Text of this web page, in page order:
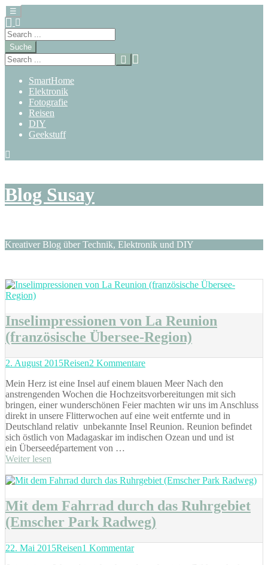
☰
Suche
SmartHome
Elektronik
Fotografie
Reisen
DIY
Geekstuff
springen
Blog Susay
Kreativer Blog über Technik, Elektronik und DIY
Inselimpressionen von La Reunion
(französische Übersee-Region)
Posted
2. August 2015Categories
Reisen2 Kommentarezu
von
La
Reunion
(französische
Übersee-
Region)
Mein Herz ist eine Insel auf einem blauen Meer Nach den
anstrengenden Wochen die Hochzeitsvorbereitungen mit sich
bringen, einer wunderschönen Feier machten wir uns im Anschluss
direkt in unsere Flitterwochen auf eine weit entfernte und in
Deutschland relativ unbekannte Insel Reunion. Reunion befindet
sich östlich von Madagaskar im indischen Ozean und und ist
ein Überseedépartement von …
Weiter lesen
Mit dem Fahrrad durch das Ruhrgebiet
(Emscher Park Radweg)
Posted
22. Mai 2015Categories
Reisen1 Kommentarzu